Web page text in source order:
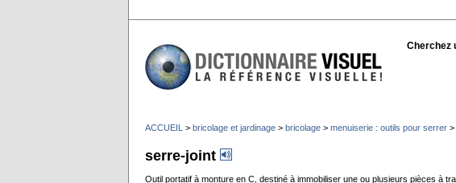
Cherchez
ACCUEIL > bricolage et jardinage > bricolage > menuiserie : outils pour serrer >
serre-joint
Outil portatif à monture en C, destiné à immobiliser une ou plusieurs pièces à